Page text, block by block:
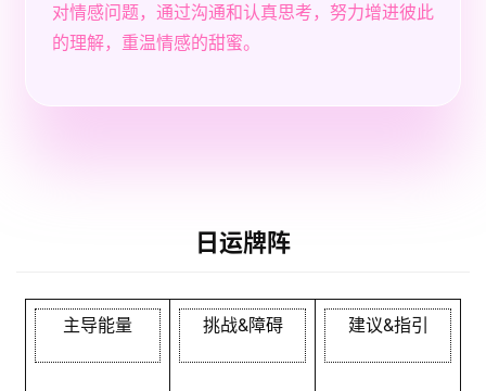
对情感问题，通过沟通和认真思考，努力增进彼此
的理解，重温情感的甜蜜。
日运牌阵
主导能量 挑战&障碍 建议&指引